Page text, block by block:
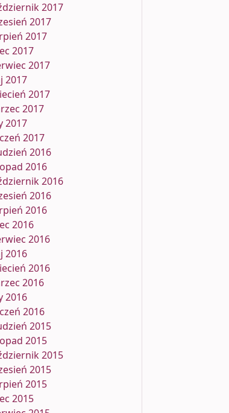
2017
2017
2017
2017
2017
2017
2017
2017
2017
2017
2016
2016
2016
2016
2016
2016
2016
2016
2016
2016
2016
2016
2015
2015
2015
2015
2015
2015